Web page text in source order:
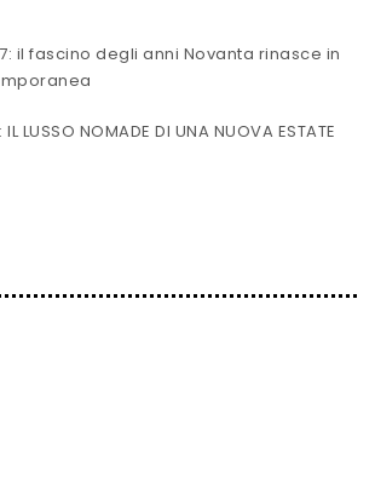
il fascino degli anni Novanta rinasce in
IL LUSSO NOMADE DI UNA NUOVA ESTATE